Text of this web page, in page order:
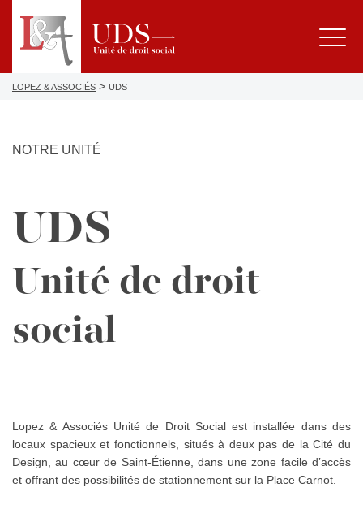
LOPEZ & ASSOCIÉS > UDS
NOTRE UNITÉ
UDS
Unité de droit
social
Lopez & Associés Unité de Droit Social est installée dans des
locaux spacieux et fonctionnels, situés à deux pas de la Cité du
Design, au cœur de Saint-Étienne, dans une zone facile d’accès
et offrant des possibilités de stationnement sur la Place Carnot.